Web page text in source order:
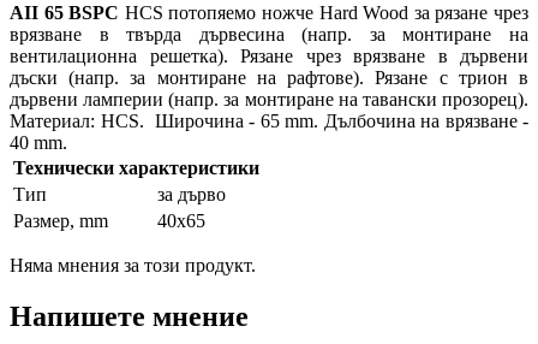
AII 65 BSPC HCS потопяемо ножче Hard Wood за рязане чрез
врязване в твърда дървесина (напр. за монтиране на
вентилационна решетка). Рязане чрез врязване в дървени
дъски (напр. за монтиране на рафтове). Рязане с трион в
дървени ламперии (напр. за монтиране на тавански прозорец).
Материал: HCS. Широчина - 65 mm. Дълбочина на врязване -
40 mm.
Технически характеристики
Тип
за дърво
Размер, mm
40x65
Няма мнения за този продукт.
Напишете мнение